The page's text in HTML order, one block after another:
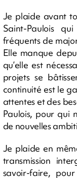
Je plaide avant
Saint-Paulois
fréquents de
Elle manque
qu’elle est
projets se
continuité est le
attentes et des
Paulois, pour qui
de nouvelles
Je plaide en
transmission
savoir-faire,